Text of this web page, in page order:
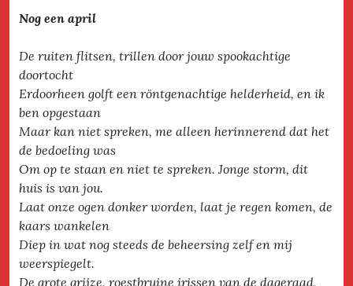
Nog een april
De ruiten flitsen, trillen door jouw spookachtige
doortocht
Erdoorheen golft een röntgenachtige helderheid, en ik
ben opgestaan
Maar kan niet spreken, me alleen herinnerend dat het
de bedoeling was
Om op te staan en niet te spreken. Jonge storm, dit
huis is van jou.
Laat onze ogen donker worden, laat je regen komen, de
kaars wankelen
Diep in wat nog steeds de beheersing zelf en mij
weerspiegelt.
De grote grijze, roestbruine irissen van de dageraad,